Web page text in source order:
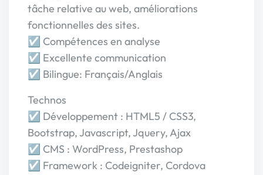
tâche relative au web, améliorations
fonctionnelles des sites.
☑ Compétences en analyse
☑ Excellente communication
☑ Bilingue: Français/Anglais
Technos
☑ Développement : HTML5 / CSS3,
Bootstrap, Javascript, Jquery, Ajax
☑ CMS : WordPress, Prestashop
☑ Framework : Codeigniter, Cordova